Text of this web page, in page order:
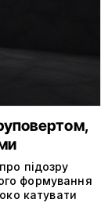
підозру
формування
катувати